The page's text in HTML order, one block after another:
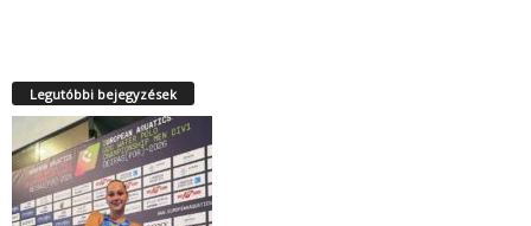
Legutóbbi bejegyzések